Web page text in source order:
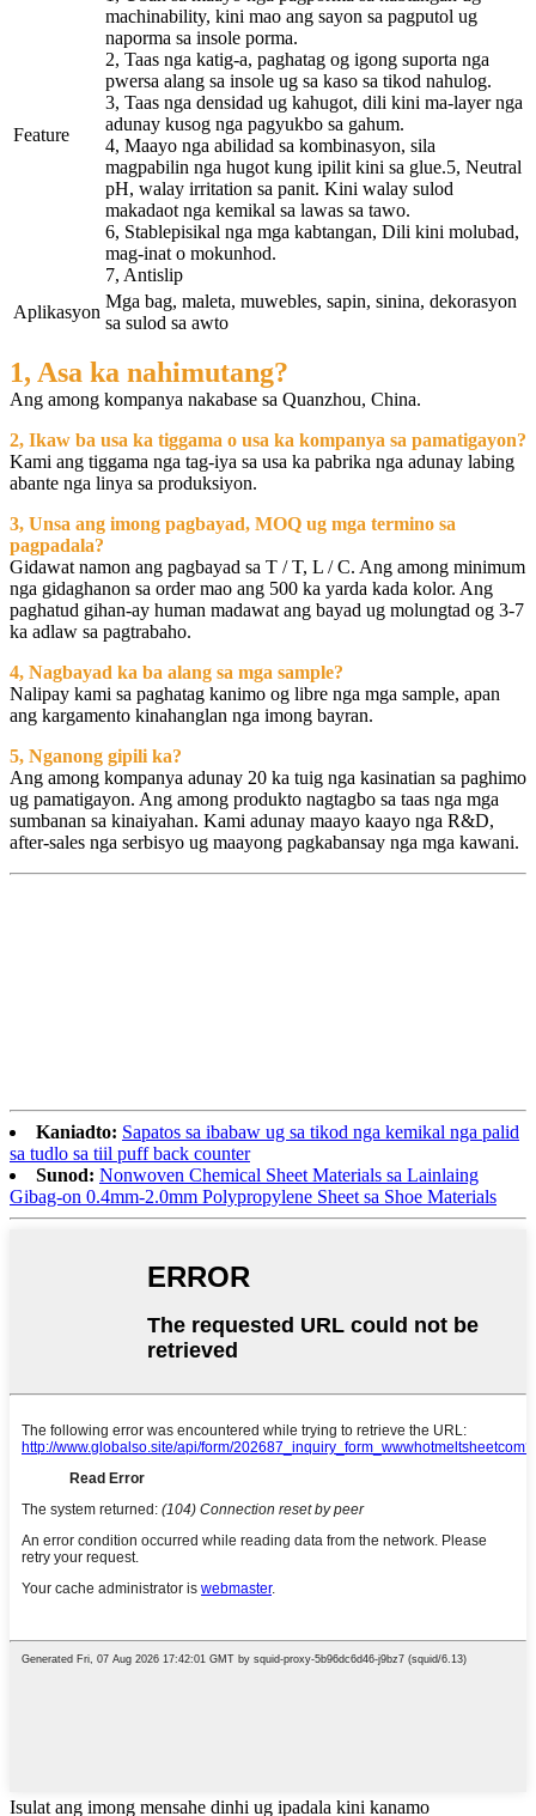
Feature
machinability, kini mao ang sayon ​​sa pagputol ug
naporma sa insole porma.
2, Taas nga katig-a, paghatag og igong suporta nga
pwersa alang sa insole ug sa kaso sa tikod nahulog.
3, Taas nga densidad ug kahugot, dili kini ma-layer nga
adunay kusog nga pagyukbo sa gahum.
4, Maayo nga abilidad sa kombinasyon, sila
magpabilin nga hugot kung ipilit kini sa glue.5, Neutral
pH, walay irritation sa panit. Kini walay sulod
makadaot nga kemikal sa lawas sa tawo.
6, Stablepisikal nga mga kabtangan, Dili kini molubad,
mag-inat o mokunhod.
7, Antislip
Aplikasyon
Mga bag, maleta, muwebles, sapin, sinina, dekorasyon
sa sulod sa awto
1, Asa ka nahimutang?
Ang among kompanya nakabase sa Quanzhou, China.
2, Ikaw ba usa ka tiggama o usa ka kompanya sa pamatigayon?
Kami ang tiggama nga tag-iya sa usa ka pabrika nga adunay labing
abante nga linya sa produksiyon.
3, Unsa ang imong pagbayad, MOQ ug mga termino sa
pagpadala?
Gidawat namon ang pagbayad sa T / T, L / C. Ang among minimum
nga gidaghanon sa order mao ang 500 ka yarda kada kolor. Ang
paghatud gihan-ay human madawat ang bayad ug molungtad og 3-7
ka adlaw sa pagtrabaho.
4, Nagbayad ka ba alang sa mga sample?
Nalipay kami sa paghatag kanimo og libre nga mga sample, apan
ang kargamento kinahanglan nga imong bayran.
5, Nganong gipili ka?
Ang among kompanya adunay 20 ka tuig nga kasinatian sa paghimo
ug pamatigayon. Ang among produkto nagtagbo sa taas nga mga
sumbanan sa kinaiyahan. Kami adunay maayo kaayo nga R&D,
after-sales nga serbisyo ug maayong pagkabansay nga mga kawani.
Kaniadto: Sapatos sa ibabaw ug sa tikod nga kemikal nga palid
sa tudlo sa tiil puff back counter
Sunod: Nonwoven Chemical Sheet Materials sa Lainlaing
Gibag-on 0.4mm-2.0mm Polypropylene Sheet sa Shoe Materials
Isulat ang imong mensahe dinhi ug ipadala kini kanamo